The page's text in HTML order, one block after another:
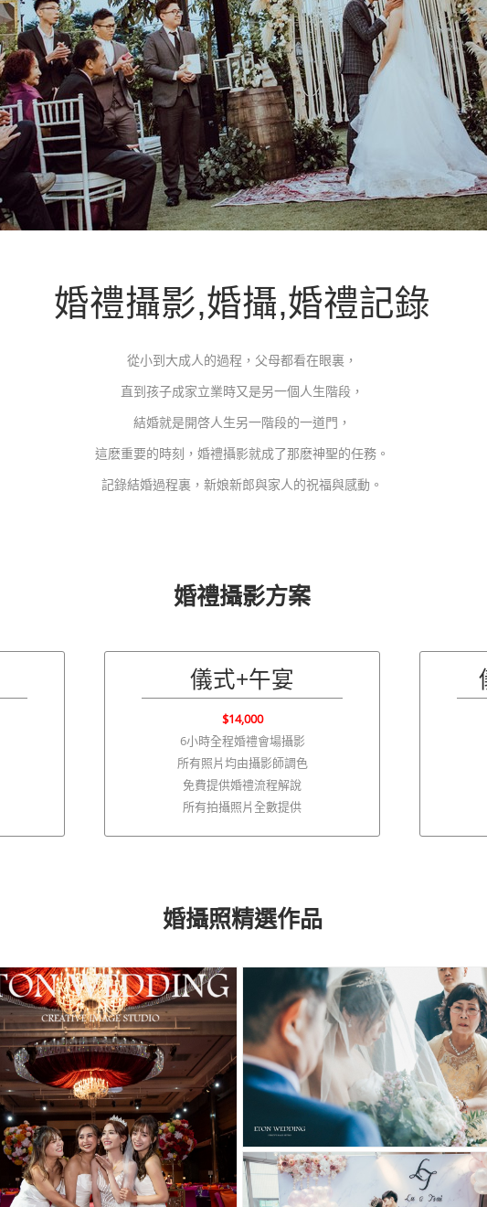
婚禮攝影,婚攝,婚禮記錄
從小到大成人的過程，父母都看在眼裏，
直到孩子成家立業時又是另一個人生階段，
結婚就是開啓人生另一階段的一道門，
這麽重要的時刻，婚禮攝影就成了那麽神聖的任務。
記錄結婚過程裏，新娘新郎與家人的祝福與感動。
婚禮攝影方案
儀式+午宴
$14,000
6小時全程婚禮會場攝影
所有照片均由攝影師調色
免費提供婚禮流程解說
所有拍攝照片全數提供
婚攝照精選作品